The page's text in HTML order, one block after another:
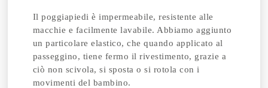
Il poggiapiedi è impermeabile, resistente alle
macchie e facilmente lavabile. Abbiamo aggiunto
un particolare elastico, che quando applicato al
passeggino, tiene fermo il rivestimento, grazie a
ciò non scivola, si sposta o si rotola con i
movimenti del bambino.